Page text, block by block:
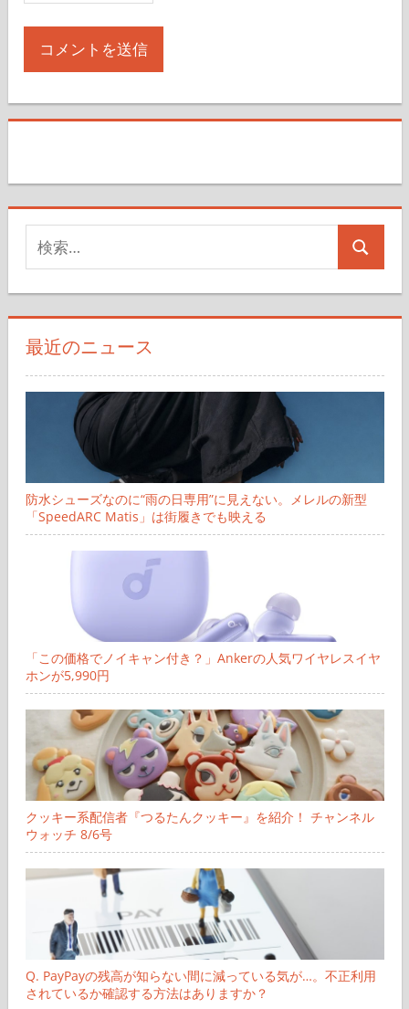
索
対
象:
検
最近のニュース
防水シューズなのに“雨の日専用”に見えない。メレルの新型
「SpeedARC Matis」は街履きでも映える
「この価格でノイキャン付き？」Ankerの人気ワイヤレスイヤ
ホンが5,990円
クッキー系配信者『つるたんクッキー』を紹介！ チャンネル
ウォッチ 8/6号
Q. PayPayの残高が知らない間に減っている気が…。不正利用
されているか確認する方法はありますか？